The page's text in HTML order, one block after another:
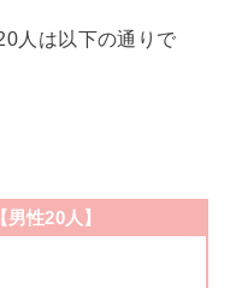
人は以下の通りで
性20人】